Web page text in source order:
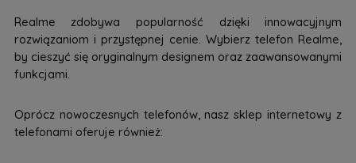
Realme zdobywa popularność dzięki innowacyjnym
rozwiązaniom i przystępnej cenie. Wybierz telefon Realme,
by cieszyć się oryginalnym designem oraz zaawansowanymi
funkcjami.
Oprócz nowoczesnych telefonów, nasz sklep internetowy z
telefonami oferuje również: